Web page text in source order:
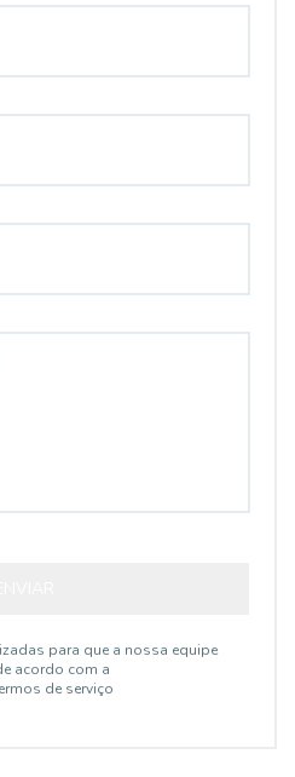
para que a nossa equipe
acordo com a
de serviço